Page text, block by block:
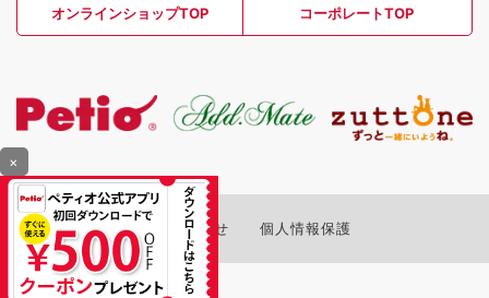
オンラインショップTOP コーポレートTOP
お問い合わせ 個人情報保護
×